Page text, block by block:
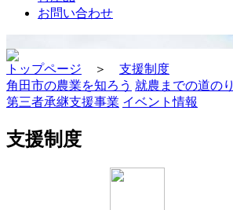
お問い合わせ
トップページ ＞ 支援制度
角田市の農業を知ろう 就農までの道のり
第三者承継支援事業 イベント情報
支援制度